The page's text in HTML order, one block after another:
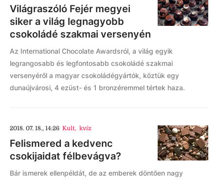
Világraszóló Fejér megyei
siker a világ legnagyobb
csokoládé szakmai versenyén
Az International Chocolate Awardsról, a világ egyik
legrangosabb és legfontosabb csokoládé szakmai
versenyéről a magyar csokoládégyártók, köztük egy
dunaújvárosi, 4 ezüst- és 1 bronzéremmel tértek haza.
2018. 07. 18., 14:26 Kult, kvíz
Felismered a kedvenc
csokijaidat félbevágva?
Bár ismerek ellenpéldát, de az emberek döntően nagy